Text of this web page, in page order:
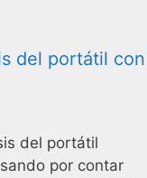
del portátil con
del portátil
por contar